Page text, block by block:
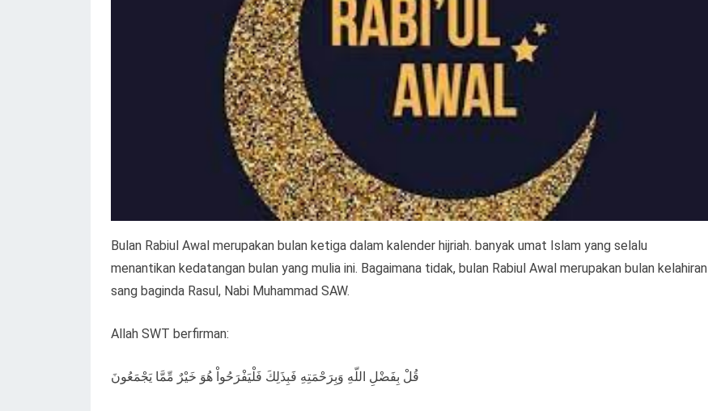
Bulan Rabiul Awal merupakan bulan ketiga dalam kalender hijriah. banyak umat Islam yang selalu
menantikan kedatangan bulan yang mulia ini. Bagaimana tidak, bulan Rabiul Awal merupakan bulan kelahiran
sang baginda Rasul, Nabi Muhammad SAW.
Allah SWT berfirman:
قُلْ بِفَضْلِ اللّهِ وَبِرَحْمَتِهِ فَبِذَلِكَ فَلْيَفْرَحُواْ هُوَ خَيْرٌ مِّمَّا يَجْمَعُونَ